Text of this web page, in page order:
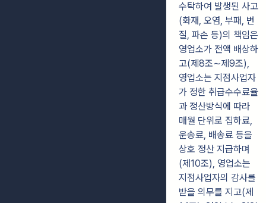
수탁하여 발생된 사고
(화재, 오염, 부패, 변
질, 파손 등)의 책임은
영업소가 전액 배상하
고(제8조∼제9조),
영업소는 지점사업자
가 정한 취급수수료율
과 정산방식에 따라
매월 단위로 집하료,
운송료, 배송료 등을
상호 정산 지급하며
(제10조), 영업소는
지점사업자의 감사를
받을 의무를 지고(제